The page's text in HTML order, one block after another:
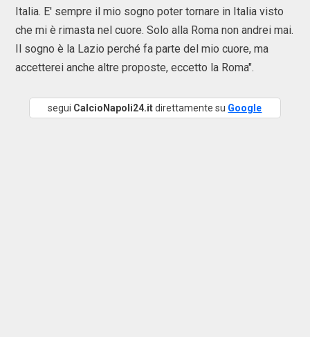
Italia. E' sempre il mio sogno poter tornare in Italia visto
che mi è rimasta nel cuore. Solo alla Roma non andrei mai.
Il sogno è la Lazio perché fa parte del mio cuore, ma
accetterei anche altre proposte, eccetto la Roma".
segui CalcioNapoli24.itdirettamente su Google